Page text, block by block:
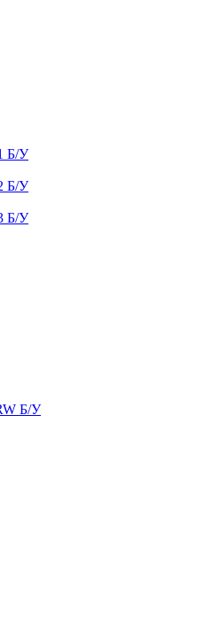
Б/У
Б/У
Б/У
Б/У